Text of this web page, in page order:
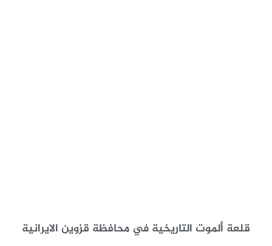
قلعة ألموت التاريخية في محافظة قزوين الايرانية